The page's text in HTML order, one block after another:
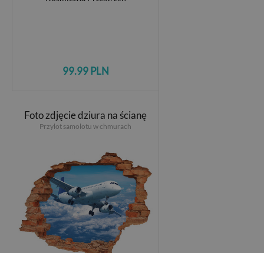
99.99 PLN
Foto zdjęcie dziura na ścianę
Przylot samolotu w chmurach